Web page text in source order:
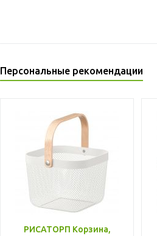
Персональные рекомендации
РИСАТОРП Корзина,